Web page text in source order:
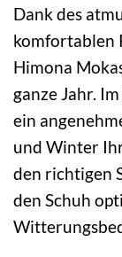
Dank des
komfortablen
Himona
ganze Jahr.
ein
und Winter
den richtigen
den Schuh